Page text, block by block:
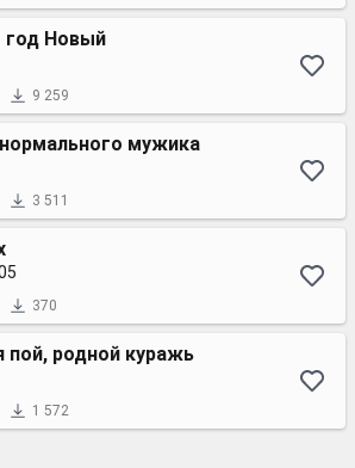
год Новый
9 259
мужика
3 511
370
пой, родной куражь
1 572